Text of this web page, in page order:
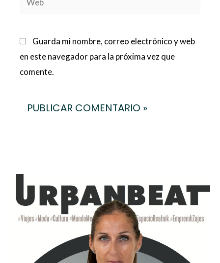
Guarda mi nombre, correo electrónico y web
en este navegador para la próxima vez que
comente.